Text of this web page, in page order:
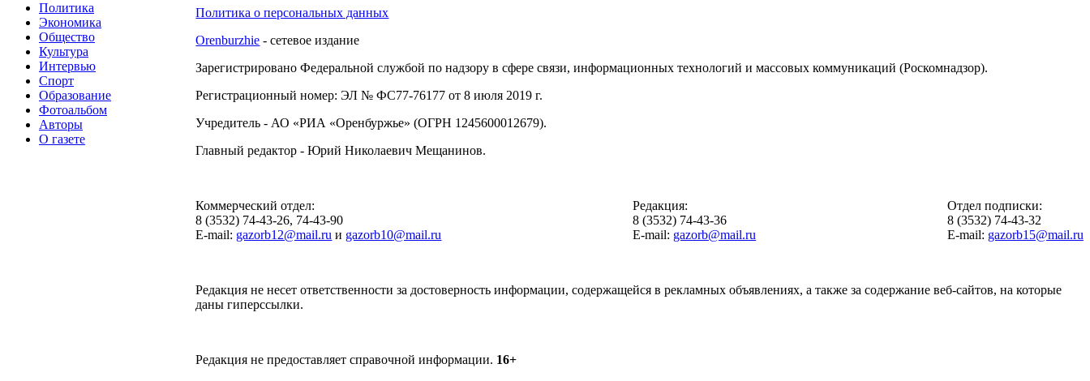
Политика
Экономика
Общество
Культура
Интервью
Спорт
Образование
Фотоальбом
Авторы
О газете
Политика о персональных данных
Orenburzhie - сетевое издание
Зарегистрировано Федеральной службой по надзору в сфере связи, информационных технологий и массовых коммуникаций (Роскомнадзор).
Регистрационный номер: ЭЛ № ФС77-76177 от 8 июля 2019 г.
Учредитель - АО «РИА «Оренбуржье» (ОГРН 1245600012679).
Главный редактор - Юрий Николаевич Мещанинов.
Коммерческий отдел:
8 (3532) 74-43-26, 74-43-90
E-mail: gazorb12@mail.ru и gazorb10@mail.ru
Редакция:
8 (3532) 74-43-36
E-mail: gazorb@mail.ru
Отдел подписки:
8 (3532) 74-43-32
E-mail: gazorb15@mail.ru
Редакция не несет ответственности за достоверность информации, содержащейся в рекламных объявлениях, а также за содержание веб-сайтов, на которые
даны гиперссылки.
Редакция не предоставляет справочной информации. 16+